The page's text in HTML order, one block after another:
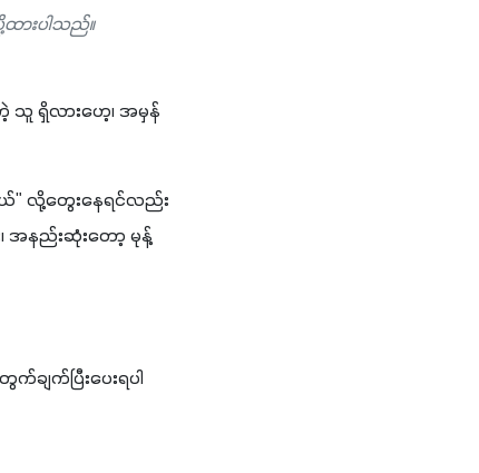
ထားပါသည်။
သူ ရှိလားဟေ့၊ အမှန်
" လို့တွေးနေရင်လည်း
၊ အနည်းဆုံးတော့ မုန့်
ျက်ပြီးပေးရပါ